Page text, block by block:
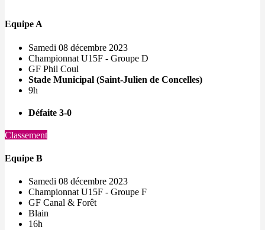
Equipe A
Samedi 08 décembre 2023
Championnat U15F - Groupe D
GF Phil Coul
Stade Municipal (Saint-Julien de Concelles)
9h
Défaite 3-0
Classement
Equipe B
Samedi 08 décembre 2023
Championnat U15F - Groupe F
GF Canal & Forêt
Blain
16h